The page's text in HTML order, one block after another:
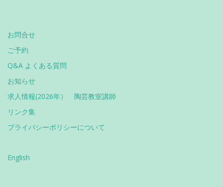
お問合せ
ご予約
Q&A よくある質問
お知らせ
求人情報(2026年） 陶芸教室講師
リンク集
プライバシーポリシーについて
English